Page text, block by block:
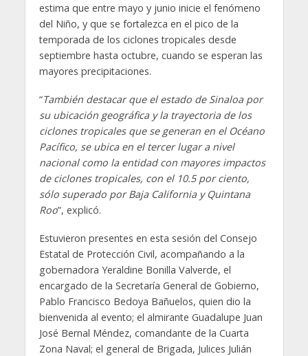
estima que entre mayo y junio inicie el fenómeno
del Niño, y que se fortalezca en el pico de la
temporada de los ciclones tropicales desde
septiembre hasta octubre, cuando se esperan las
mayores precipitaciones.
“También destacar que el estado de Sinaloa por
su ubicación geográfica y la trayectoria de los
ciclones tropicales que se generan en el Océano
Pacífico, se ubica en el tercer lugar a nivel
nacional como la entidad con mayores impactos
de ciclones tropicales, con el 10.5 por ciento,
sólo superado por Baja California y Quintana
Roo”, explicó.
Estuvieron presentes en esta sesión del Consejo
Estatal de Protección Civil, acompañando a la
gobernadora Yeraldine Bonilla Valverde, el
encargado de la Secretaría General de Gobierno,
Pablo Francisco Bedoya Bañuelos, quien dio la
bienvenida al evento; el almirante Guadalupe Juan
José Bernal Méndez, comandante de la Cuarta
Zona Naval; el general de Brigada, Julices Julián